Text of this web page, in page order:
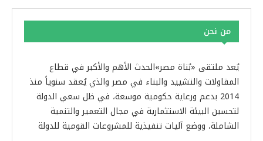
من نحن
يُعد ملتقى «بُناة مصر»الحدث الأهم والأكبر في قطاع
المقاولات والتشييد والبناء في مصر والذي يُعقد سنوياً منذ
2014 بدعم ورعاية حكومية موسعة، في ظل سعي الدولة
لتحسين البيئة الاستثمارية في مجال التعمير والتنمية
الشاملة، ووضع آليات تنفيذية للمشروعات القومية للدولة